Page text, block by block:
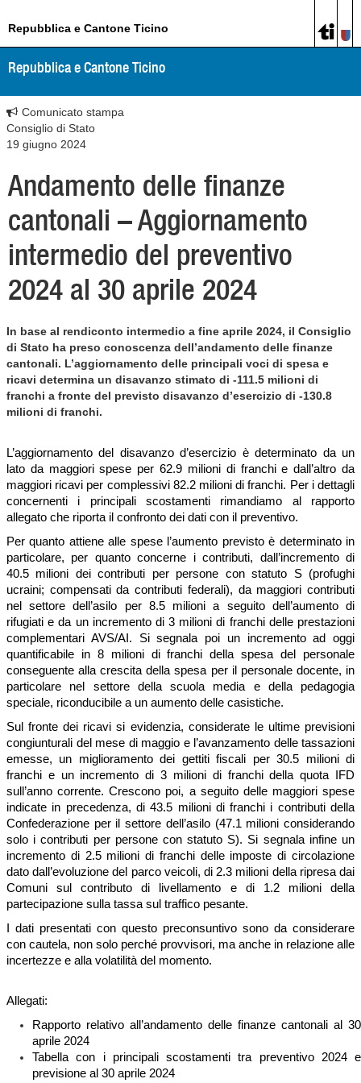
Repubblica e Cantone Ticino
Repubblica e Cantone Ticino
Comunicato stampa
Consiglio di Stato
19 giugno 2024
Andamento delle finanze
cantonali – Aggiornamento
intermedio del preventivo
2024 al 30 aprile 2024
In base al rendiconto intermedio a fine aprile 2024, il Consiglio
di Stato ha preso conoscenza dell’andamento delle finanze
cantonali. L’aggiornamento delle principali voci di spesa e
ricavi determina un disavanzo stimato di -111.5 milioni di
franchi a fronte del previsto disavanzo d’esercizio di -130.8
milioni di franchi.
L’aggiornamento del disavanzo d’esercizio è determinato da un
lato da maggiori spese per 62.9 milioni di franchi e dall’altro da
maggiori ricavi per complessivi 82.2 milioni di franchi. Per i dettagli
concernenti i principali scostamenti rimandiamo al rapporto
allegato che riporta il confronto dei dati con il preventivo.
Per quanto attiene alle spese l’aumento previsto è determinato in
particolare, per quanto concerne i contributi, dall’incremento di
40.5 milioni dei contributi per persone con statuto S (profughi
ucraini; compensati da contributi federali), da maggiori contributi
nel settore dell’asilo per 8.5 milioni a seguito dell’aumento di
rifugiati e da un incremento di 3 milioni di franchi delle prestazioni
complementari AVS/AI. Si segnala poi un incremento ad oggi
quantificabile in 8 milioni di franchi della spesa del personale
conseguente alla crescita della spesa per il personale docente, in
particolare nel settore della scuola media e della pedagogia
speciale, riconducibile a un aumento delle casistiche.
Sul fronte dei ricavi si evidenzia, considerate le ultime previsioni
congiunturali del mese di maggio e l’avanzamento delle tassazioni
emesse, un miglioramento dei gettiti fiscali per 30.5 milioni di
franchi e un incremento di 3 milioni di franchi della quota IFD
sull’anno corrente. Crescono poi, a seguito delle maggiori spese
indicate in precedenza, di 43.5 milioni di franchi i contributi della
Confederazione per il settore dell’asilo (47.1 milioni considerando
solo i contributi per persone con statuto S). Si segnala infine un
incremento di 2.5 milioni di franchi delle imposte di circolazione
dato dall’evoluzione del parco veicoli, di 2.3 milioni della ripresa dai
Comuni sul contributo di livellamento e di 1.2 milioni della
partecipazione sulla tassa sul traffico pesante.
I dati presentati con questo preconsuntivo sono da considerare
con cautela, non solo perché provvisori, ma anche in relazione alle
incertezze e alla volatilità del momento.
Allegati:
Rapporto relativo all’andamento delle finanze cantonali al 30
aprile 2024
Tabella con i principali scostamenti tra preventivo 2024 e
previsione al 30 aprile 2024